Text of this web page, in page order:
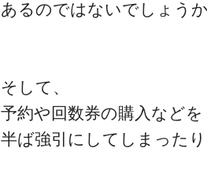
あるのではないでしょう
そして、
予約や回数券の購入などを
半ば強引にしてしまったり